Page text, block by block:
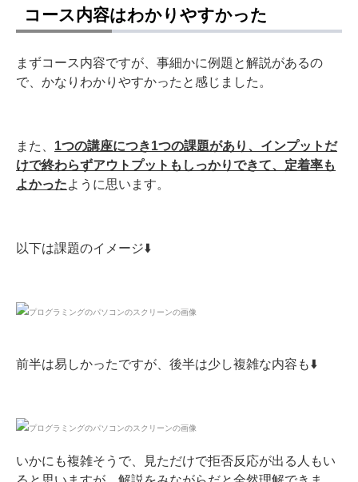
コース内容はわかりやすかった
まずコース内容ですが、事細かに例題と解説があるの
で、かなりわかりやすかったと感じました。
また、 1つの講座につき1つの課題があり、インプットだ
けで終わらずアウトプットもしっかりできて、定着率も
よかったように思います。
以下は課題のイメージ⬇️
前半は易しかったですが、後半は少し複雑な内容も⬇️
いかにも複雑そうで、見ただけで拒否反応が出る人もい